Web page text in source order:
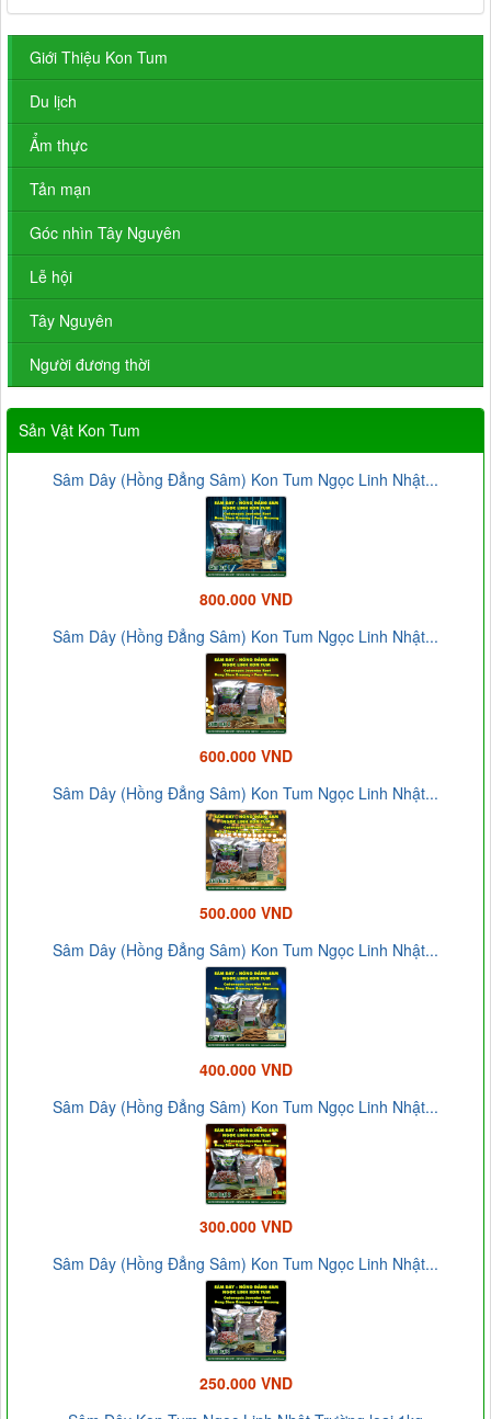
Giới Thiệu Kon Tum
Du lịch
Ẩm thực
Tản mạn
Góc nhìn Tây Nguyên
Lễ hội
Tây Nguyên
Người đương thời
Sản Vật Kon Tum
Sâm Dây (Hồng Đẳng Sâm) Kon Tum Ngọc Linh Nhật...
800.000 VND
Sâm Dây (Hồng Đẳng Sâm) Kon Tum Ngọc Linh Nhật...
600.000 VND
Sâm Dây (Hồng Đẳng Sâm) Kon Tum Ngọc Linh Nhật...
500.000 VND
Sâm Dây (Hồng Đẳng Sâm) Kon Tum Ngọc Linh Nhật...
400.000 VND
Sâm Dây (Hồng Đẳng Sâm) Kon Tum Ngọc Linh Nhật...
300.000 VND
Sâm Dây (Hồng Đẳng Sâm) Kon Tum Ngọc Linh Nhật...
250.000 VND